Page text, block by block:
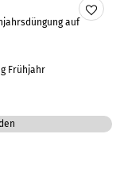
auf
Frühjahr